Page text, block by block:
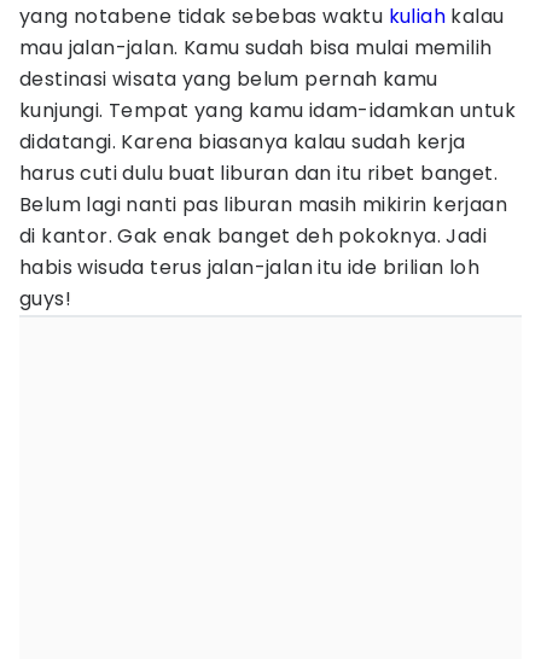
yang notabene tidak sebebas waktu kuliah kalau
mau jalan-jalan. Kamu sudah bisa mulai memilih
destinasi wisata yang belum pernah kamu
kunjungi. Tempat yang kamu idam-idamkan untuk
didatangi. Karena biasanya kalau sudah kerja
harus cuti dulu buat liburan dan itu ribet banget.
Belum lagi nanti pas liburan masih mikirin kerjaan
di kantor. Gak enak banget deh pokoknya. Jadi
habis wisuda terus jalan-jalan itu ide brilian loh
guys!